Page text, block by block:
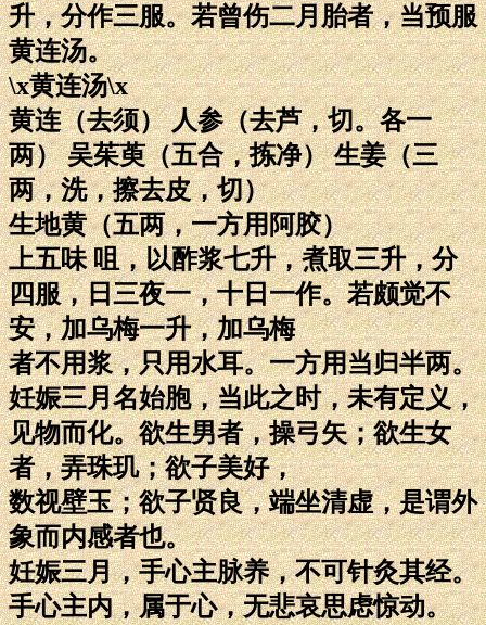
升，分作三服。若曾伤二月胎者，当预服
黄连汤。
\x黄连汤\x
黄连（去须） 人参（去芦，切。各一
两） 吴茱萸（五合，拣净） 生姜（三
两，洗，擦去皮，切）
生地黄（五两，一方用阿胶）
上五味 咀，以酢浆七升，煮取三升，分
四服，日三夜一，十日一作。若颇觉不
安，加乌梅一升，加乌梅
者不用浆，只用水耳。一方用当归半两。
妊娠三月名始胞，当此之时，未有定义，
见物而化。欲生男者，操弓矢；欲生女
者，弄珠玑；欲子美好，
数视壁玉；欲子贤良，端坐清虚，是谓外
象而内感者也。
妊娠三月，手心主脉养，不可针灸其经。
手心主内，属于心，无悲哀思虑惊动。